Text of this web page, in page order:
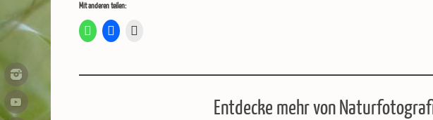
Mit anderen teilen:
Entdecke mehr von